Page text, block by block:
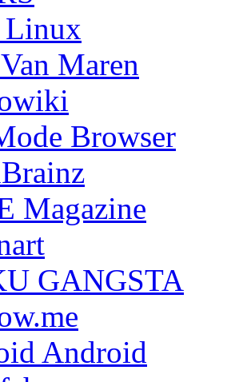
Maren
Browser
Magazine
GANGSTA
Android